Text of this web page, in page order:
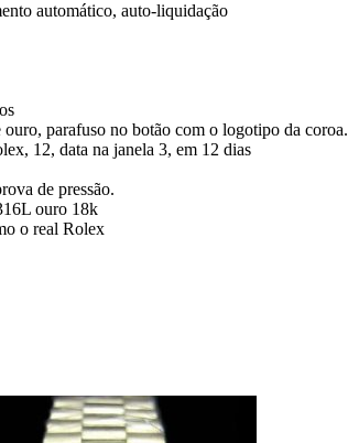
automático, auto-liquidação
parafuso no botão com o logotipo da coroa.
12, data na janela 3, em 12 dias
de pressão.
ouro 18k
o real Rolex